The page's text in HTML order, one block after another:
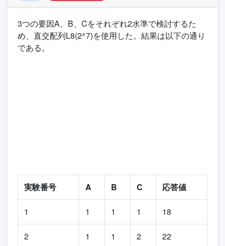
3つの要因A、B、Cをそれぞれ2水準で検討するた
め、直交配列L8(2^7)を使用した。結果は以下の通り
である。
実験番号 A B C 応答値
1 1 1 1 18
2 1 1 2 22